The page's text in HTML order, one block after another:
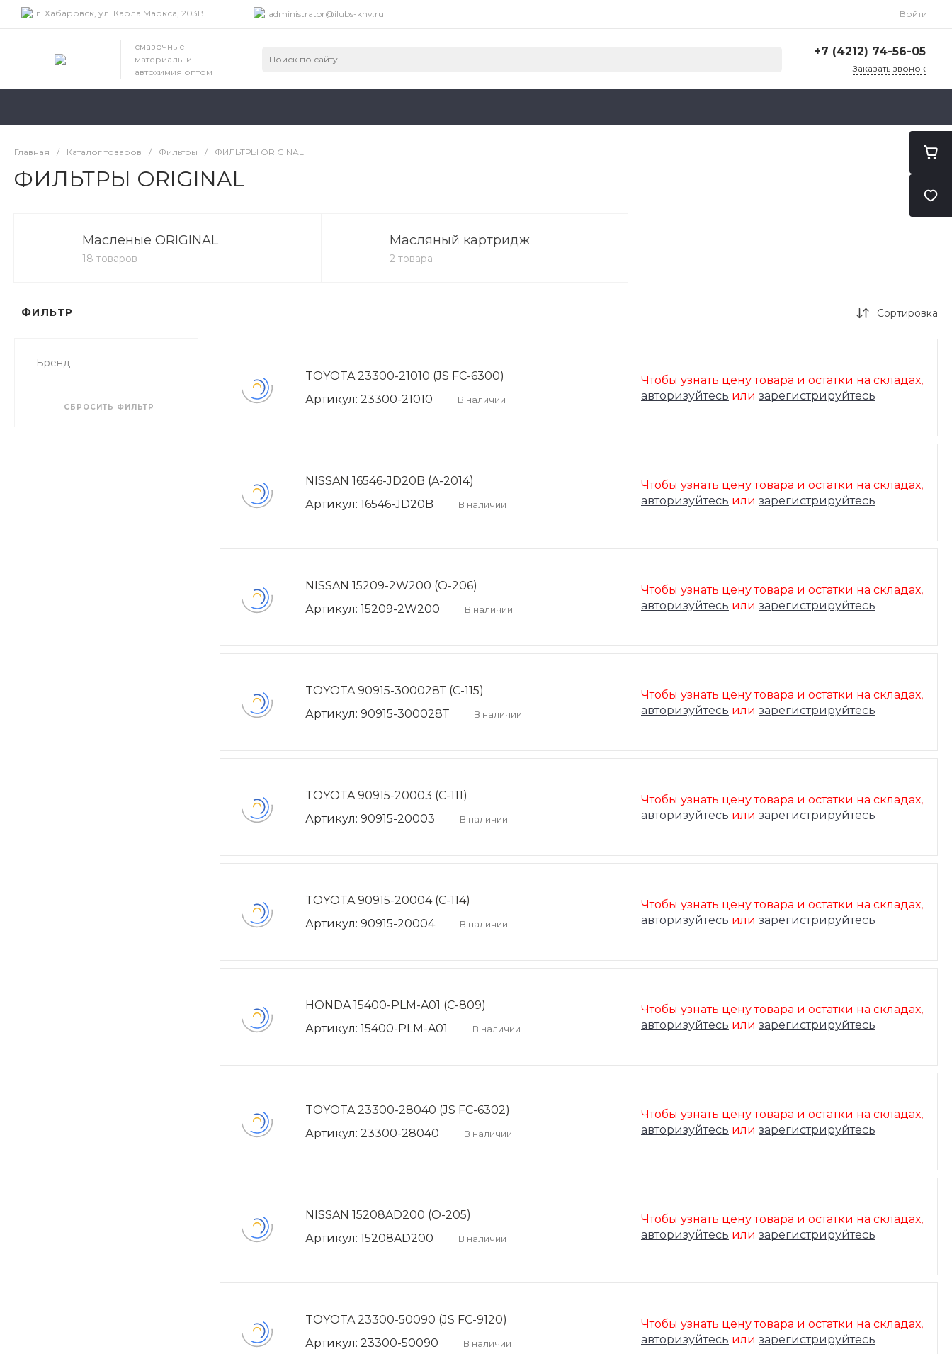
г. Хабаровск, ул. Карла Маркса, 203В administrator@ilubs-khv.ru Войти
смазочные
материалы и
автохимия оптом
+7 (4212) 74-56-05
Заказать звонок
Главная / Каталог товаров / Фильтры / ФИЛЬТРЫ ORIGINAL
ФИЛЬТРЫ ORIGINAL
Масленые ORIGINAL
18 товаров
Масляный картридж
2 товара
ФИЛЬТР
Бренд
СБРОСИТЬ ФИЛЬТР
Сортировка
TOYOTA 23300-21010 (JS FC-6300)
Артикул: 23300-21010
В наличии
Чтобы узнать цену товара и остатки на складах,
авторизуйтесь или зарегистрируйтесь
NISSAN 16546-JD20B (A-2014)
Артикул: 16546-JD20B
В наличии
Чтобы узнать цену товара и остатки на складах,
авторизуйтесь или зарегистрируйтесь
NISSAN 15209-2W200 (O-206)
Артикул: 15209-2W200
В наличии
Чтобы узнать цену товара и остатки на складах,
авторизуйтесь или зарегистрируйтесь
TOYOTA 90915-300028Т (C-115)
Артикул: 90915-300028Т
В наличии
Чтобы узнать цену товара и остатки на складах,
авторизуйтесь или зарегистрируйтесь
TOYOTA 90915-20003 (C-111)
Артикул: 90915-20003
В наличии
Чтобы узнать цену товара и остатки на складах,
авторизуйтесь или зарегистрируйтесь
TOYOTA 90915-20004 (C-114)
Артикул: 90915-20004
В наличии
Чтобы узнать цену товара и остатки на складах,
авторизуйтесь или зарегистрируйтесь
HONDA 15400-PLM-A01 (C-809)
Артикул: 15400-PLM-A01
В наличии
Чтобы узнать цену товара и остатки на складах,
авторизуйтесь или зарегистрируйтесь
TOYOTA 23300-28040 (JS FC-6302)
Артикул: 23300-28040
В наличии
Чтобы узнать цену товара и остатки на складах,
авторизуйтесь или зарегистрируйтесь
NISSAN 15208AD200 (O-205)
Артикул: 15208AD200
В наличии
Чтобы узнать цену товара и остатки на складах,
авторизуйтесь или зарегистрируйтесь
TOYOTA 23300-50090 (JS FC-9120)
Артикул: 23300-50090
В наличии
Чтобы узнать цену товара и остатки на складах,
авторизуйтесь или зарегистрируйтесь